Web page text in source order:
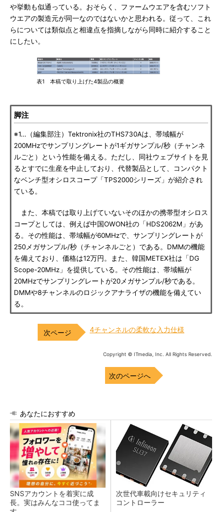
や挙動も似通っている。おそらく、ファームウエアを含むソフト
ウエアの製造元が同一なのではないかと思われる。従って、これ
らについては類似点と相違点を指摘しながら同時に紹介すること
にしたい。
表1 本稿で取り上げた4製品の概要
脚注
※1…（編集部注）Tektronix社のTHS730Aは、帯域幅が
200MHzでサンプリングレートが1ギガサンプル/秒（チャンネ
ルごと）という性能を備える。ただし、同社ウェブサイトを見
るとすでに生産を中止しており、代替製品として、コンパクト
なベンチ型オシロスコープ「TPS2000シリーズ」が紹介され
ている。
また、本稿では取り上げていないそのほかの携帯型オシロス
コープとしては、例えば中国OWON社の「HDS2062M」があ
る。その性能は、帯域幅が60MHzで、サンプリングレートが
250メガサンプル/秒（チャンネルごと）である。DMMの機能
を備えており、価格は12万円。また、韓国METEX社は「DG
Scope-20MHz」を提供している。その性能は、帯域幅が
20MHzでサンプリングレートが20メガサンプル/秒である。
DMMや8チャンネルのロジックアナライザの機能を備えてい
る。
4チャンネルの柔軟な入力仕様
Copyright © ITmedia, Inc. All Rights Reserved.
次のページへ
あなたにおすすめ
SNSアカウントを着実に成
長。実はみんなココ使ってま
次世代車載向けセキュリティ
コントローラー